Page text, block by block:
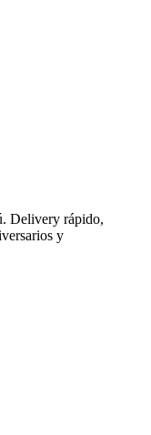
Delivery rápido,
y